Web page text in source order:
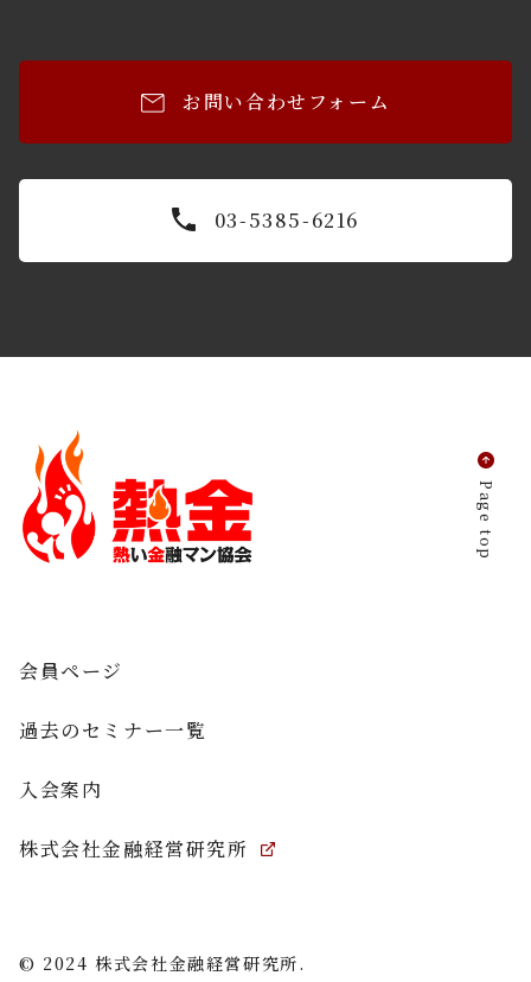
お問い合わせフォーム
03-5385-6216
会員ページ
過去のセミナー一覧
入会案内
株式会社金融経営研究所
© 2024 株式会社金融経営研究所.
Page top